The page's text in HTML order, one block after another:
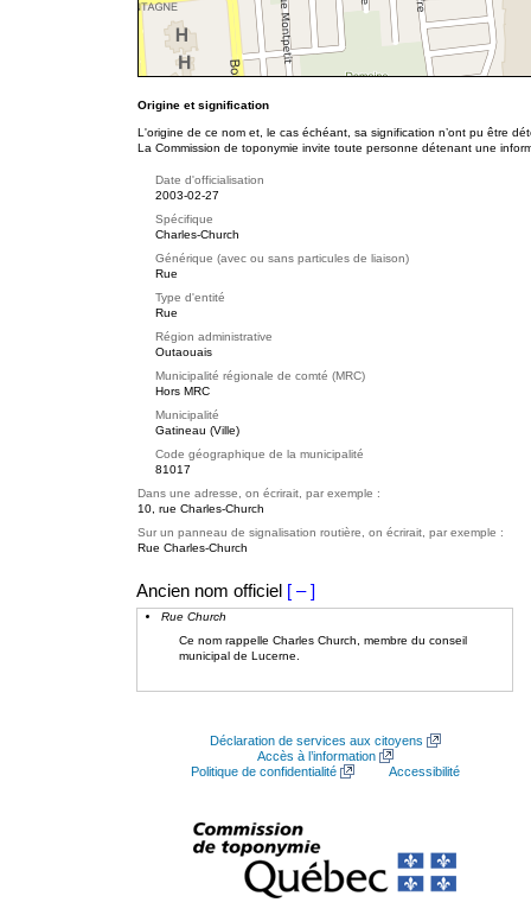
Origine et signification
L'origine de ce nom et, le cas échéant, sa signification n’ont pu être
La Commission de toponymie invite toute personne détenant une
Date d'officialisation
2003-02-27
Spécifique
Charles-Church
Générique (avec ou sans particules de liaison)
Rue
Type d'entité
Rue
Région administrative
Outaouais
Municipalité régionale de comté (MRC)
Hors MRC
Municipalité
Gatineau (Ville)
Code géographique de la municipalité
81017
Dans une adresse, on écrirait, par exemple :
10, rue Charles-Church
Sur un panneau de signalisation routière, on écrirait, par exemple :
Rue Charles-Church
Ancien nom officiel [ – ]
Rue Church
Ce nom rappelle Charles Church, membre du conseil
municipal de Lucerne.
Déclaration de services aux citoyens
Accès à l’information
Politique de confidentialité
Accessibilité